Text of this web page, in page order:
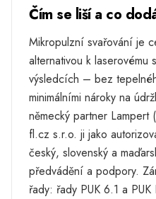
Čím se liší a co
Mikropulzní svařování je
alternativou k laserovému
výsledcích – bez
minimálními nároky na
německý partner
fl.cz s.r.o. ji jako
český, slovenský a
předvádění a podpory.
řady: řady PUK 6.1 a